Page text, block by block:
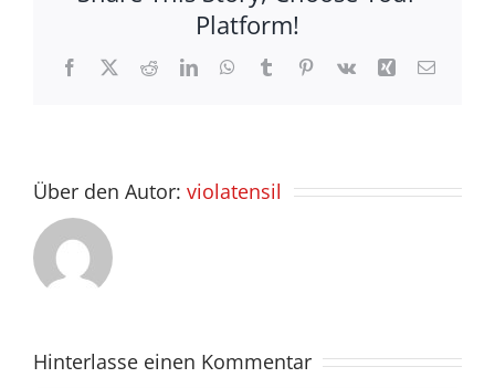
Platform!
Facebook
X RedditLinkedInWhatsApp
TumblrPinterest
Vk Xing E-
Über den Autor: violatensil
Hinterlasse einen Kommentar